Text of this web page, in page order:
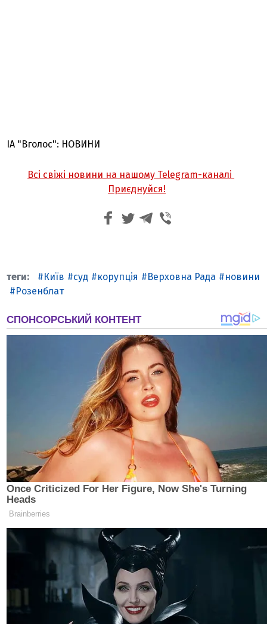
ІА "Вголос": НОВИНИ
Всі свіжі новини на нашому Telegram-каналі
Приєднуйся!
Київ суд корупція Верховна Рада
новини
Розенблат